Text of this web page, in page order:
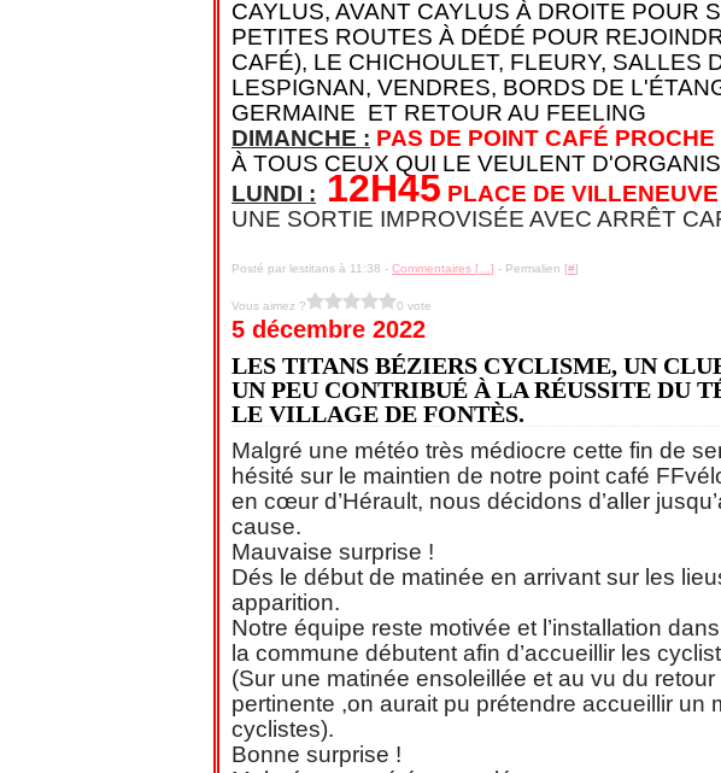
CAYLUS, AVANT CAYLUS À DROITE POUR
PETITES ROUTES À DÉDÉ POUR
CAFÉ), LE CHICHOULET, FLEURY, SALLES
LESPIGNAN, VENDRES, BORDS DE
GERMAINE ET RETOUR AU FEELING
DIMANCHE : PAS DE POINT CAFÉ
À TOUS CEUX QUI LE VEULENT
LUNDI : 12H45 PLACE DE
UNE SORTIE IMPROVISÉE AVEC ARRÊT
Posté par lestitans à 11:38 - Commentaires [ ] - Permalien [#]
Vous aimez ? 0 vote
5 décembre 2022
LES TITANS BÉZIERS CYCLISME, UN
UN PEU CONTRIBUÉ À LA RÉUSSITE DU
LE VILLAGE DE FONTÈS.
Malgré une météo très médiocre cette fin de
hésité sur le maintien de notre point café
en cœur d’Hérault, nous décidons d’aller
cause.
Mauvaise surprise !
Dés le début de matinée en arrivant sur les
apparition.
Notre équipe reste motivée et l’installation
la commune débutent afin d’accueillir les
(Sur une matinée ensoleillée et au vu du
pertinente ,on aurait pu prétendre accueillir un
cyclistes).
Bonne surprise !